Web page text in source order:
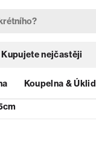
Kupujete nejčastěji
Koupelna & Úklid